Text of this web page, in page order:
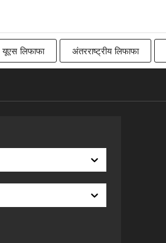
यूएस लिफाफा अंतरराष्ट्रीय लिफाफा